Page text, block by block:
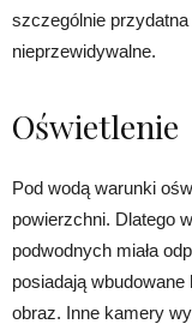
szczególnie
nieprzewidywalne.
Oświetlenie
Pod wodą warunki
powierzchni. Dlatego
podwodnych miała
posiadają
obraz. Inne kamery